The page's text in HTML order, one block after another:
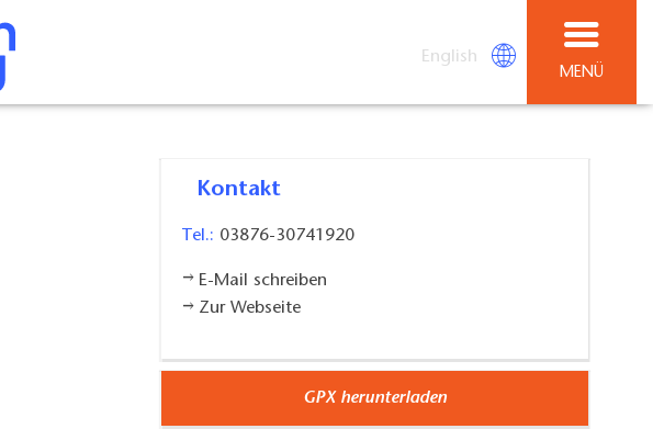
English
MENÜ
Kontakt
Tel.: 03876-30741920
E-Mail schreiben
Zur Webseite
GPX herunterladen